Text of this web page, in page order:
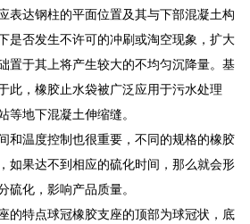
表达钢柱的平面位置及其与下部混凝土构
是否发生不许可的冲刷或淘空现象，扩大
置于其上将产生较大的不均匀沉降量。基
此，橡胶止水袋被广泛应用于污水处理
等地下混凝土伸缩缝。
和温度控制也很重要，不同的规格的橡胶
如果达不到相应的硫化时间，那么就会形
硫化，影响产品质量。
的特点球冠橡胶支座的顶部为球冠状，底